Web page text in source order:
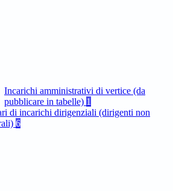
Incarichi amministrativi di vertice (da
pubblicare in tabelle) 1
di incarichi dirigenziali (dirigenti non
6